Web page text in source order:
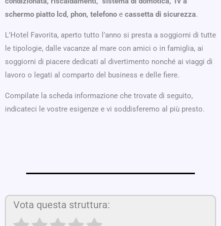
schermo piatto lcd, phon, telefono e cassetta di sicurezza.
L’Hotel Favorita, aperto tutto l’anno si presta a soggiorni di tutte
le tipologie, dalle vacanze al mare con amici o in famiglia, ai
soggiorni di piacere dedicati al divertimento nonché ai viaggi di
lavoro o legati al comparto del business e delle fiere.
Compilate la scheda informazione che trovate di seguito,
indicateci le vostre esigenze e vi soddisferemo al più presto.
Vota questa struttura: